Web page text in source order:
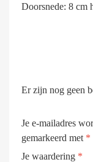
Doorsnede: 8 cm
Er zijn nog geen
Je e-mailadres
gemarkeerd met *
Je waardering *